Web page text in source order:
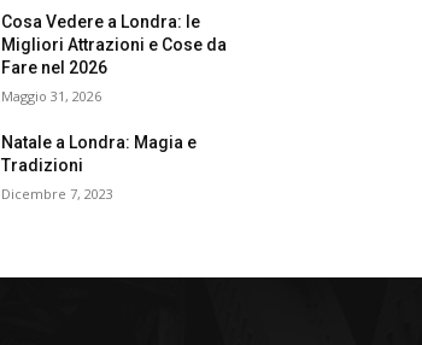
Cosa Vedere a Londra: le
Migliori Attrazioni e Cose da
Fare nel 2026
Maggio 31, 2026
Natale a Londra: Magia e
Tradizioni
Dicembre 7, 2023